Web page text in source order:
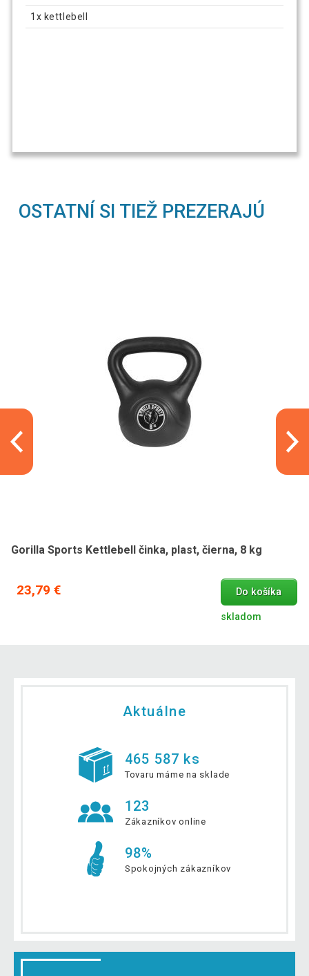
1x kettlebell
OSTATNÍ SI TIEŽ PREZERAJÚ
Gorilla Sports Kettlebell činka, plast, čierna, 8 kg
23,79 € Do košíka
skladom
Aktuálne
465 587 ks
Tovaru máme na sklade
123
Zákazníkov online
98%
Spokojných zákazníkov